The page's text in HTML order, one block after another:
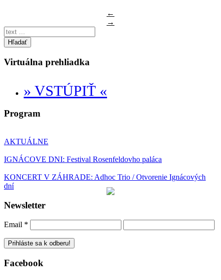
←
→
Hľadať
Virtuálna prehliadka
» VSTÚPIŤ «
Program
AKTUÁLNE
IGNÁCOVE DNI: Festival Rosenfeldovho paláca
KONCERT V ZÁHRADE: Adhoc Trio / Otvorenie Ignácových
dní
Newsletter
Email *
Facebook